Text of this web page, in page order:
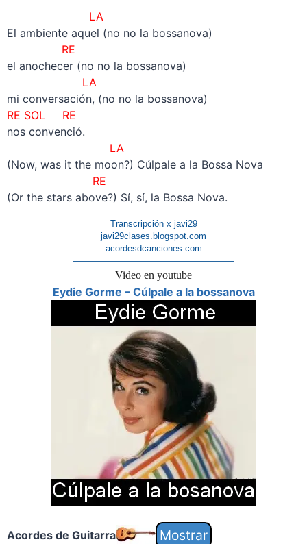
LA
El ambiente aquel (no no la bossanova)
RE
el anochecer (no no la bossanova)
LA
mi conversación, (no no la bossanova)
RE SOL RE
nos convenció.
LA
(Now, was it the moon?) Cúlpale a la Bossa Nova
RE
(Or the stars above?) Sí, sí, la Bossa Nova.
——————————————————
Transcripción x javi29
javi29clases.blogspot.com
acordesdcanciones.com
——————————————————
Video en youtube
Eydie Gorme – Cúlpale a la bossanova
Acordes de Guitarra